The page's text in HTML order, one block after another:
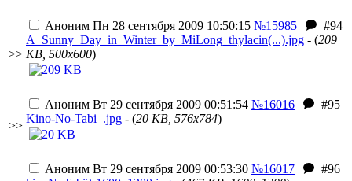
>>
Аноним Пн 28 сентября 2009 10:50:15 №15985
#94
A_Sunny_Day_in_Winter_by_MiLong_thylacin(...).jpg - (209
KB, 500x600)
>>
Аноним Вт 29 сентября 2009 00:51:54 №16016
#95
Kino-No-Tabi_.jpg - (20 KB, 576x784)
Аноним Вт 29 сентября 2009 00:53:30 №16017
#96